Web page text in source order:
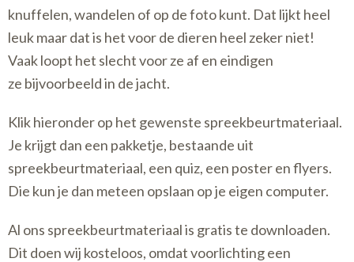
knuffelen, wandelen of op de foto kunt. Dat lijkt heel
leuk maar dat is het voor de dieren heel zeker niet!
Vaak loopt het slecht voor ze af en eindigen
ze bijvoorbeeld in de jacht.
Klik hieronder op het gewenste spreekbeurtmateriaal.
Je krijgt dan een pakketje, bestaande uit
spreekbeurtmateriaal, een quiz, een poster en flyers.
Die kun je dan meteen opslaan op je eigen computer.
Al ons spreekbeurtmateriaal is gratis te downloaden.
Dit doen wij kosteloos, omdat voorlichting een